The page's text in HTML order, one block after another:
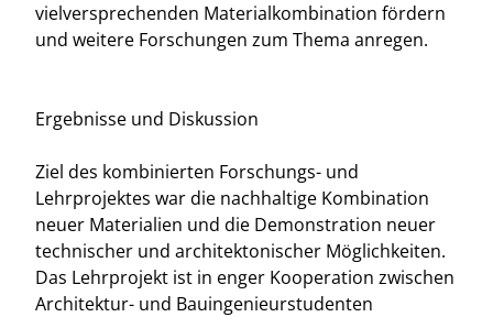
vielversprechenden Materialkombination fördern
und weitere Forschungen zum Thema anregen.
Ergebnisse und Diskussion
Ziel des kombinierten Forschungs- und
Lehrprojektes war die nachhaltige Kombination
neuer Materialien und die Demonstration neuer
technischer und architektonischer Möglichkeiten.
Das Lehrprojekt ist in enger Kooperation zwischen
Architektur- und Bauingenieurstudenten